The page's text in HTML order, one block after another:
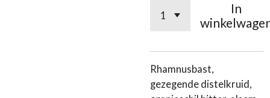
In
Rhamnusbast,
gezegende distelkruid,